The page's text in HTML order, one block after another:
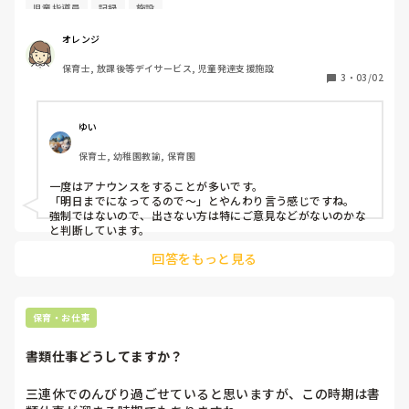
児童指導員 記録 施設
オレンジ
保育士, 放課後等デイサービス, 児童発達支援施設
3 ・ 03/02
ゆい
保育士, 幼稚園教諭, 保育園
一度はアナウンスをすることが多いです。
「明日までになってるので〜」とやんわり言う感じですね。
強制ではないので、出さない方は特にご意見などがないのかな
と判断しています。
回答をもっと見る
保育・お仕事
書類仕事どうしてますか？
三連休でのんびり過ごせていると思いますが、この時期は書